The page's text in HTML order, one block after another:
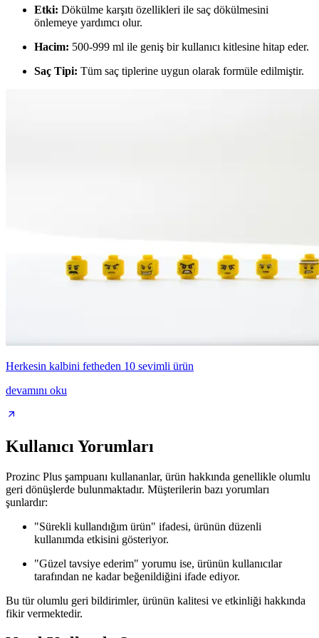
Etki: Dökülme karşıtı özellikleri ile saç dökülmesini
önlemeye yardımcı olur.
Hacim: 500-999 ml ile geniş bir kullanıcı kitlesine hitap eder.
Saç Tipi: Tüm saç tiplerine uygun olarak formüle edilmiştir.
Herkesin kalbini fetheden 10 sevimli ürün
devamını oku
Kullanıcı Yorumları
Prozinc Plus şampuanı kullananlar, ürün hakkında genellikle olumlu
geri dönüşlerde bulunmaktadır. Müşterilerin bazı yorumları
şunlardır:
"Sürekli kullandığım ürün" ifadesi, ürünün düzenli
kullanımda etkisini gösteriyor.
"Güzel tavsiye ederim" yorumu ise, ürünün kullanıcılar
tarafından ne kadar beğenildiğini ifade ediyor.
Bu tür olumlu geri bildirimler, ürünün kalitesi ve etkinliği hakkında
fikir vermektedir.